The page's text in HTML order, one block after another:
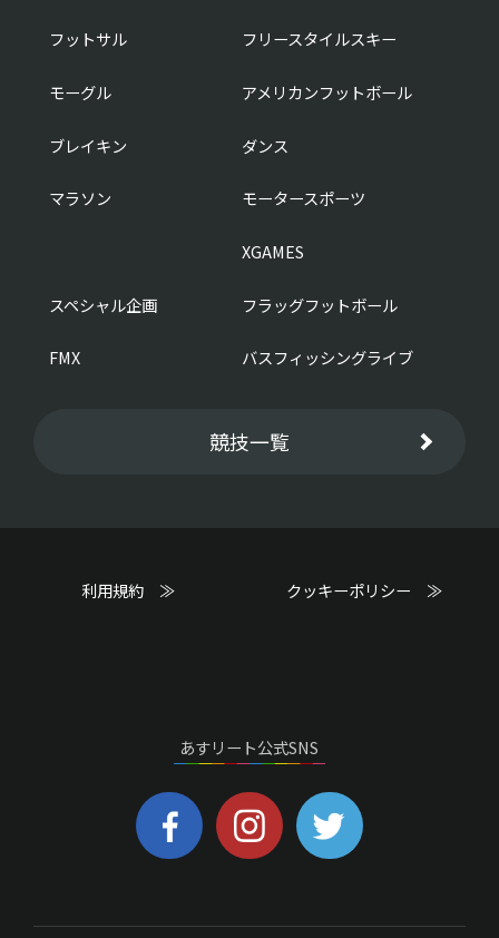
フットサル フリースタイルスキー
モーグル アメリカンフットボール
ブレイキン ダンス
マラソン モータースポーツ
XGAMES
スペシャル企画 フラッグフットボール
FMX バスフィッシングライブ
競技一覧
利用規約 ≫ クッキーポリシー ≫
あすリート公式SNS